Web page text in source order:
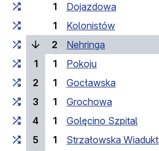
1
Dojazdowa
1
Kolonistów
2
Nehringa
1
1
Pokoju
2
1
Gocławska
3
1
Grochowa
4
1
Golęcino Szpital
5
1
Strzałowska Wiadukt